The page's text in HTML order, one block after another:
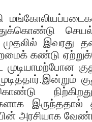
இவரது
கண்டு
இருந்ததால்
அரசியாக